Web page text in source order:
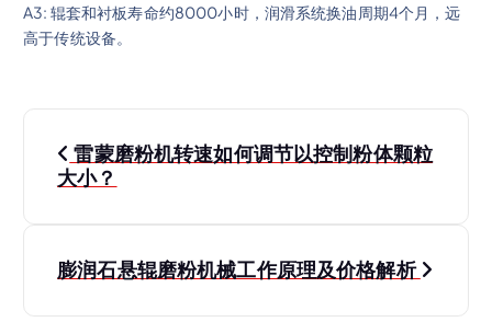
A3: 辊套和衬板寿命约8000小时，润滑系统换油周期4个月，远
高于传统设备。
文
章
航
雷蒙磨粉机转速如何调节以控制粉体颗粒
大小？
膨润石悬辊磨粉机械工作原理及价格解析